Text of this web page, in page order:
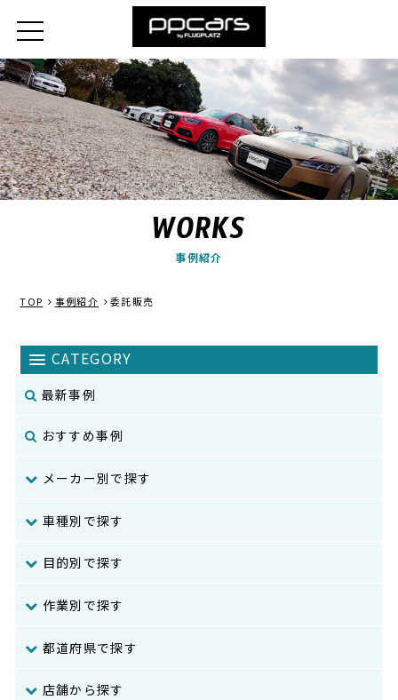
WORKS
事例紹介
TOP 事例紹介 委託販売
最新事例
おすすめ事例
メーカー別で探す
車種別で探す
目的別で探す
作業別で探す
都道府県で探す
店舗から探す